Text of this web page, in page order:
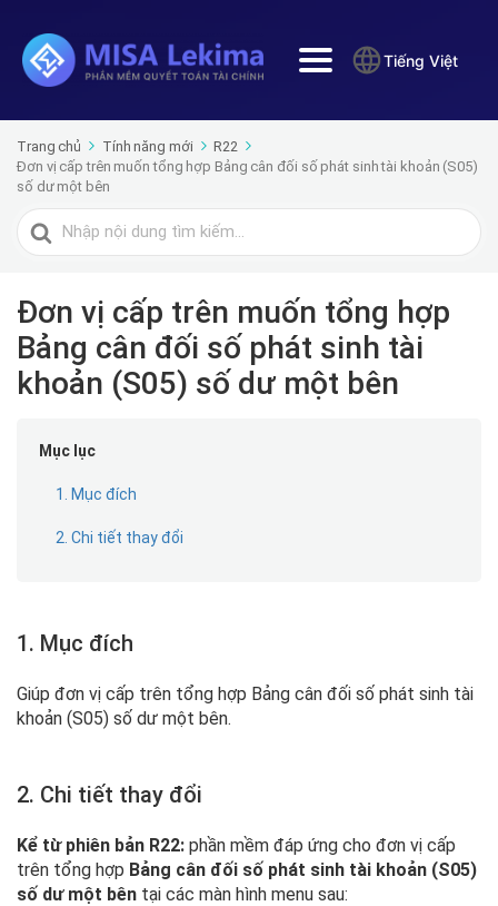
Tiếng Việt
Trang chủ Tính năng mới
R22
Đơn vị cấp trên muốn tổng hợp Bảng cân đối số phát sinh tài khoản (S05)
số dư một bên
Tìm
kiếm
Đơn vị cấp trên muốn tổng hợp
Bảng cân đối số phát sinh tài
khoản (S05) số dư một bên
Mục lục
1. Mục đích
2. Chi tiết thay đổi
1. Mục đích
Giúp đơn vị cấp trên tổng hợp Bảng cân đối số phát sinh tài
khoản (S05) số dư một bên.
2. Chi tiết thay đổi
Kể từ phiên bản R22: phần mềm đáp ứng cho đơn vị cấp
trên tổng hợp Bảng cân đối số phát sinh tài khoản (S05)
số dư một bên tại các màn hình menu sau: